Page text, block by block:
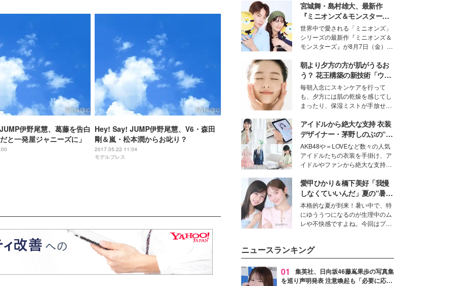
伊野尾慧、葛藤を告白
と一発屋ジャニーズに」
Hey! Say! JUMP伊野尾慧、V6・森田
剛＆嵐・松本潤からお叱り？
2017.05.22 11:04
モデルプレス
ションの完成度を高めるベースと
して、“髪そのものの美しさ”に改
めて注目する人が増えている様
子。今回は、そんな憧れの艶やか
な髪を日常で叶える、美容好きの
女性たちのヘアケア事情を紹介し
ます。
宮城舞・島村雄大、最新作
『ミニオンズ＆モンスター
ズ』の魅力熱弁 ハチャメチャ
だけじゃない“友情と絆”に感
動
世界中で愛される「ミニオンズ」
シリーズの最新作『ミニオンズ＆
モンスターズ』が8月7日（金）に
ニオン好き”という共通点を持つモ
デルの宮城舞と島村雄大の特別対
談をお届け！それぞれの視点か
ら、今作ならではの魅力や予想外
の感動をもたらす奥深いストーリ
ーについて熱く語り合ってもらっ
た。
朝より夕方の方が肌がうるお
う？ 花王構築の新技術「ウォ
ーターキャプチャリングスキ
ン（捕水肌）」がスキンケア
の常識を変える予感
毎朝入念にスキンケアを行って
も、夕方には肌の乾燥を感じてし
まったり、保湿ミストが手放せな
な美容の常識を大きく変える可能
性を秘めた、革新的な「Water
Capturing Skin（ウォーターキャ
プチャリングスキン：捕水肌）」
技術を、花王が構築した。
アイドルから絶大な支持 衣装
デザイナー・茅野しのぶの“可
愛い”を作る美学＜「シチズン
クロスシー」インタビュー＞
AKB48や＝LOVEなど数々の人気
アイドルたちの衣装を手掛け、ア
イドルやファンから絶大な支持を
取締役兼クリエイティブディレク
ター・茅野しのぶ。一人ひとりの
個性に寄り添い、魅力を引き出す
衣装作りは、多くの女性たちに勇
気と自信を与え続けている。
愛甲ひかり＆橋下美好「我慢
しなくていいんだ」夏の“暑さ
対策”の新しい選択肢とは？
本格的な夏が到来！暑い中で、特
にゆううつになるのが生理中のム
レや不快感ですよね。今回はプラ
好さんを迎えて本音で女子会トー
ク。猛暑のお出かけを快適に過ご
すヒントや、2人が感動した夏の
生理の新常識にも迫りました。
ニュースランキング
01
集英社、日向坂46藤嶌果歩の写真集
を巡り声明発表 注意喚起も「必要に応じ